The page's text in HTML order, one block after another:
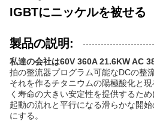
IGBTにニッケルを被せる
製品の説明:
私達の会社は60V 360A 21.6KW AC
拍の整流器プログラム可能なDCの整
それを作るチタニウムの陽極酸化と
く寿命の大きい安定性を提供するた
起動の流れと平行になる滑らかな開
にする。